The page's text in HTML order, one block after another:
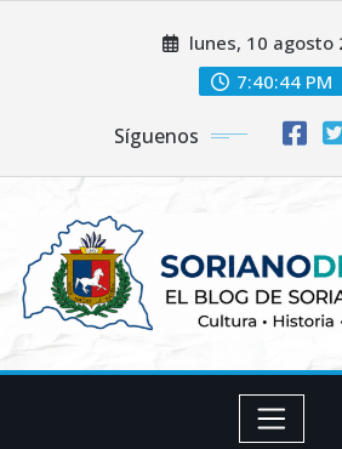
lunes, 10 agosto
7:40:45 PM
Síguenos